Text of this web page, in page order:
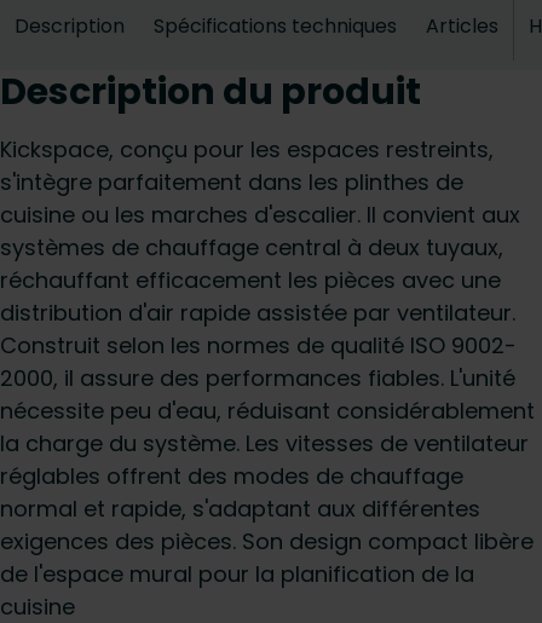
Description Spécifications techniques Articles
Description du produit
Kickspace, conçu pour les espaces restreints,
s'intègre parfaitement dans les plinthes de
cuisine ou les marches d'escalier. Il convient aux
systèmes de chauffage central à deux tuyaux,
réchauffant efficacement les pièces avec une
distribution d'air rapide assistée par ventilateur.
Construit selon les normes de qualité ISO 9002-
2000, il assure des performances fiables. L'unité
nécessite peu d'eau, réduisant considérablement
la charge du système. Les vitesses de ventilateur
réglables offrent des modes de chauffage
normal et rapide, s'adaptant aux différentes
exigences des pièces. Son design compact libère
de l'espace mural pour la planification de la
cuisine